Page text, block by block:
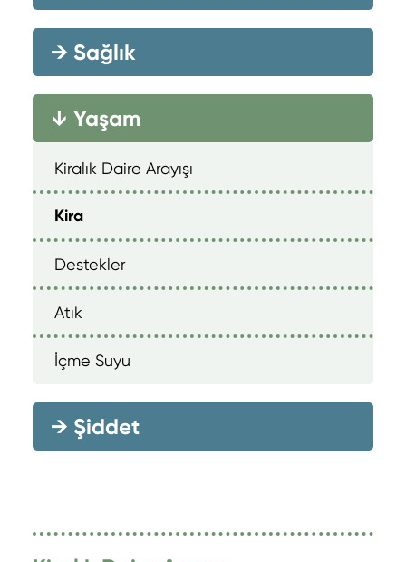
→ Sağlık
→ Yaşam
Kiralık Daire Arayışı
Kira
Destekler
Atık
İçme Suyu
→ Şiddet